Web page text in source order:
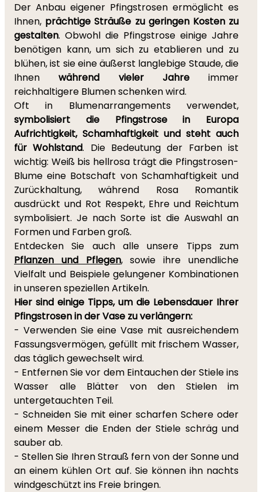
Der Anbau eigener Pfingstrosen ermöglicht es
Ihnen, prächtige Sträuße zu geringen Kosten zu
gestalten. Obwohl die Pfingstrose einige Jahre
benötigen kann, um sich zu etablieren und zu
blühen, ist sie eine äußerst langlebige Staude, die
Ihnenwährend vieler Jahreimmer
reichhaltigere Blumen schenken wird.
Oft in Blumenarrangements verwendet,
symbolisiert die Pfingstrose in Europa
Aufrichtigkeit, Schamhaftigkeit und steht auch
für Wohlstand. Die Bedeutung der Farben ist
wichtig: Weiß bis hellrosa trägt die Pfingstrosen-
Blume eine Botschaft von Schamhaftigkeit und
Zurückhaltung, während Rosa Romantik
ausdrückt und Rot Respekt, Ehre und Reichtum
symbolisiert. Je nach Sorte ist die Auswahl an
Formen und Farben groß.
Entdecken Sie auch alle unsere Tipps zum
Pflanzen und Pflegen, sowie ihre unendliche
Vielfalt und Beispiele gelungener Kombinationen
in unseren speziellen Artikeln.
Hier sind einige Tipps, um die Lebensdauer Ihrer
Pfingstrosen in der Vase zu verlängern:
- Verwenden Sie eine Vase mit ausreichendem
Fassungsvermögen, gefüllt mit frischem Wasser,
das täglich gewechselt wird.
- Entfernen Sie vor dem Eintauchen der Stiele ins
Wasser alle Blätter von den Stielen im
untergetauchten Teil.
- Schneiden Sie mit einer scharfen Schere oder
einem Messer die Enden der Stiele schräg und
sauber ab.
- Stellen Sie Ihren Strauß fern von der Sonne und
an einem kühlen Ort auf. Sie können ihn nachts
windgeschützt ins Freie bringen.